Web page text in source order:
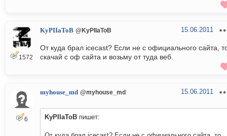
1572
KyPIIaToB @KyPIIaToB 15.06.2011
От куда брал icecast? Если не с официального сайта,
скачай с оф сайта и возьму от туда веб.
6
myhouse_md @myhouse_md 15.06.2011
KyPIIaToB пишет: